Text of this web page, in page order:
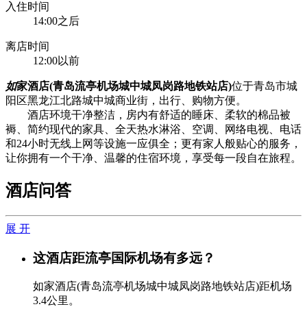
入住时间
14:00之后
离店时间
12:00以前
如家酒店(青岛流亭机场城中城凤岗路地铁站店)位于青岛市城
阳区黑龙江北路城中城商业街，出行、购物方便。
酒店环境干净整洁，房内有舒适的睡床、柔软的棉品被
褥、简约现代的家具、全天热水淋浴、空调、网络电视、电话
和24小时无线上网等设施一应俱全；更有家人般贴心的服务，
让你拥有一个干净、温馨的住宿环境，享受每一段自在旅程。
酒店问答
展 开
这酒店距流亭国际机场有多远？
如家酒店(青岛流亭机场城中城凤岗路地铁站店)距机场
3.4公里。